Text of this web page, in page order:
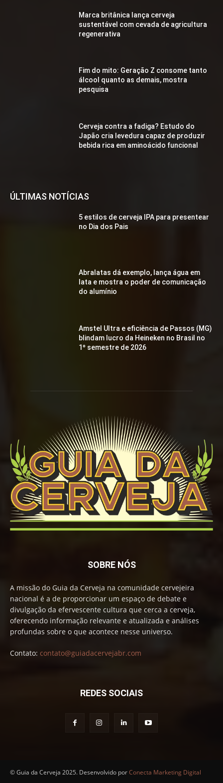
Marca britânica lança cerveja
sustentável com cevada de agricultura
regenerativa
Fim do mito: Geração Z consome tanto
álcool quanto as demais, mostra
pesquisa
Cerveja contra a fadiga? Estudo do
Japão cria levedura capaz de produzir
bebida rica em aminoácido funcional
ÚLTIMAS NOTÍCIAS
5 estilos de cerveja IPA para presentear
no Dia dos Pais
Abralatas dá exemplo, lança água em
lata e mostra o poder de comunicação
do alumínio
Amstel Ultra e eficiência de Passos (MG)
blindam lucro da Heineken no Brasil no
1º semestre de 2026
SOBRE NÓS
A missão do Guia da Cerveja na comunidade cervejeira
nacional é a de proporcionar um espaço de debate e
divulgação da efervescente cultura que cerca a cerveja,
oferecendo informação relevante e atualizada e análises
profundas sobre o que acontece nesse universo.
Contato: contato@guiadacervejabr.com
REDES SOCIAIS
© Guia da Cerveja 2025. Desenvolvido porConecta Marketing Digital